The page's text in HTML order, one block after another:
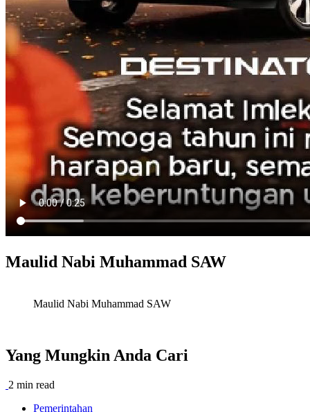
Maulid Nabi Muhammad SAW
Maulid Nabi Muhammad SAW
Yang Mungkin Anda Cari
2 min read
Pemerintahan